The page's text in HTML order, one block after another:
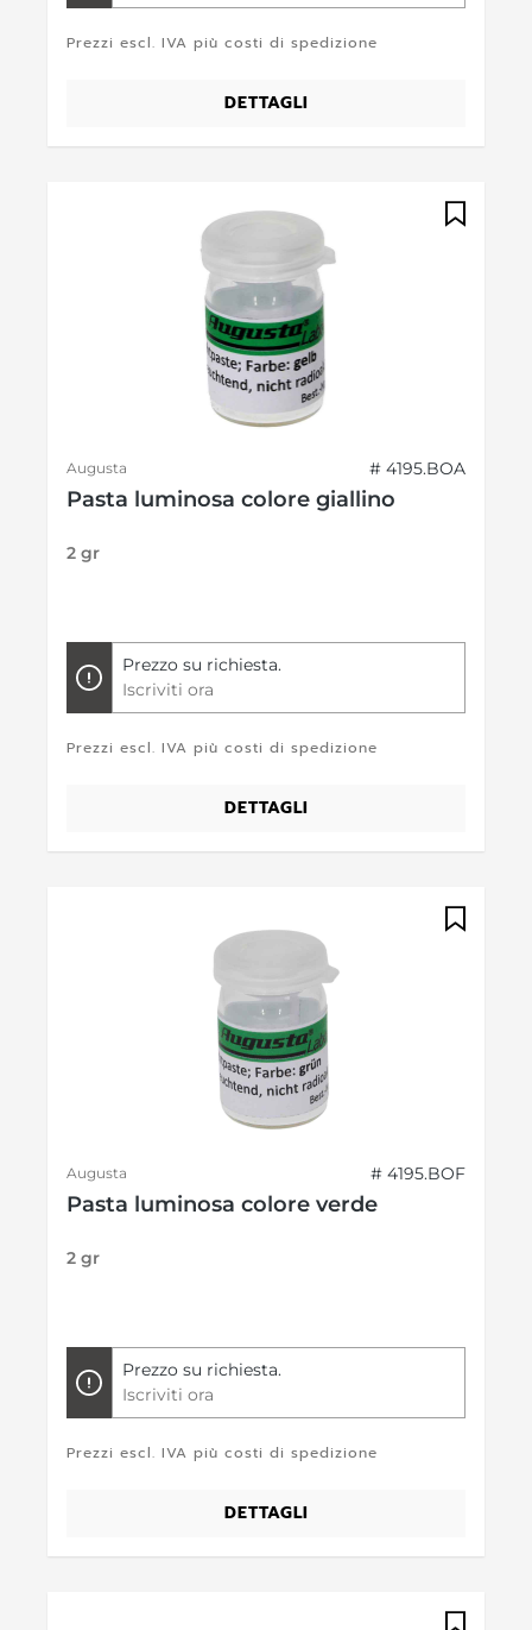
Prezzi escl. IVA più costi di spedizione
DETTAGLI
Augusta # 4195.BOA
Pasta luminosa colore giallino
2 gr
Prezzo su richiesta.
Iscriviti ora
Prezzi escl. IVA più costi di spedizione
DETTAGLI
Augusta # 4195.BOF
Pasta luminosa colore verde
2 gr
Prezzo su richiesta.
Iscriviti ora
Prezzi escl. IVA più costi di spedizione
DETTAGLI